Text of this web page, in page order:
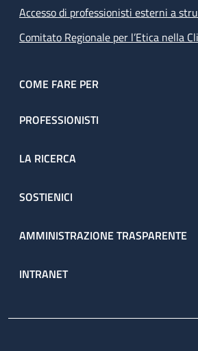
Accesso di professionisti esterni a
Comitato Regionale per l’Etica nella
COME FARE PER
PROFESSIONISTI
LA RICERCA
SOSTIENICI
AMMINISTRAZIONE TRASPARENTE
INTRANET